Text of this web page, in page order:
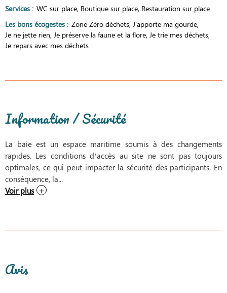
Services : WC sur place Boutique sur place Restauration sur place
Les bons écogestes : Zone Zéro déchets J'apporte ma gourde
Je ne jette rien Je préserve la faune et la flore Je trie mes déchets
Je repars avec mes déchets
Information / Sécurité
La baie est un espace maritime soumis à des changements
rapides. Les conditions d’accès au site ne sont pas toujours
optimales, ce qui peut impacter la sécurité des participants. En
conséquence, la...
Voir plus
Avis